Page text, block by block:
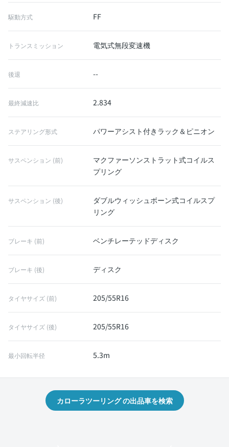
駆動方式 FF
トランスミッション 電気式無段変速機
後退 --
最終減速比 2.834
ステアリング形式 パワーアシスト付きラック＆ピニオン
サスペンション (前)
マクファーソンストラット式コイルス
プリング
サスペンション (後)
ダブルウィッシュボーン式コイルスプ
リング
ブレーキ (前) ベンチレーテッドディスク
ブレーキ (後) ディスク
タイヤサイズ (前) 205/55R16
タイヤサイズ (後) 205/55R16
最小回転半径 5.3m
カローラツーリング の出品車を検索